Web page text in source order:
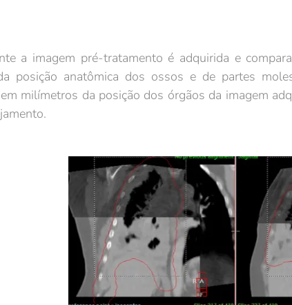
a imagem pré-tratamento é adquirida e
posição anatômica dos ossos e de partes
milímetros da posição dos órgãos da imagem